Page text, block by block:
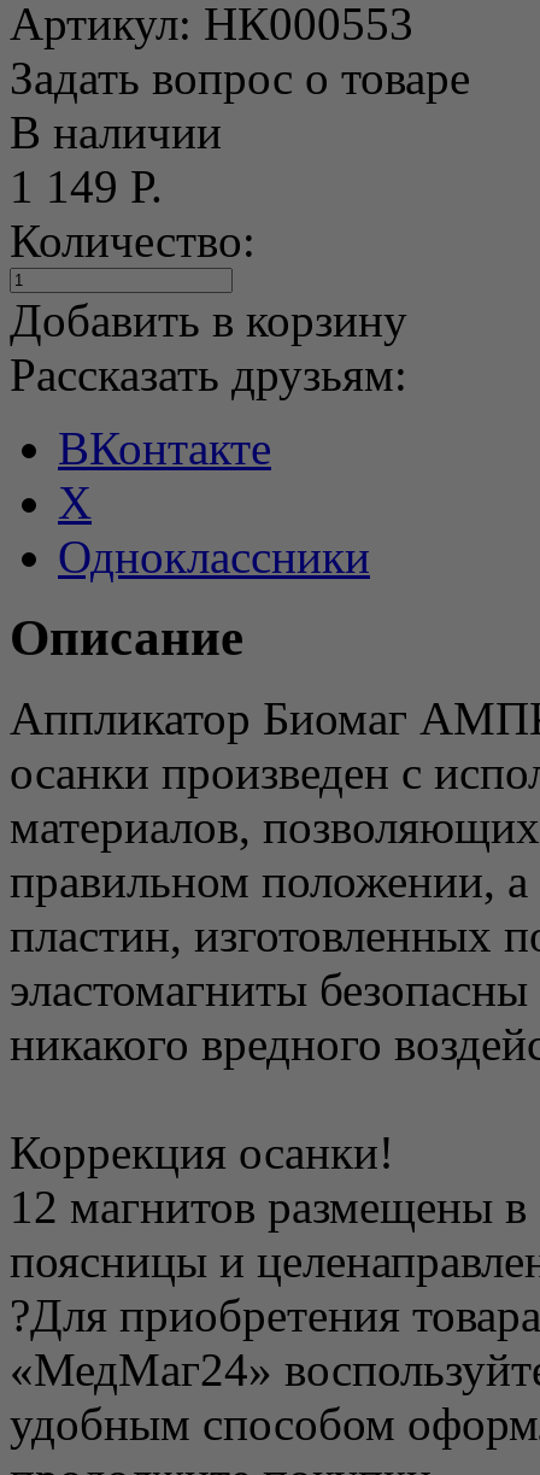
Артикул: НК000553
Задать вопрос о товаре
В наличии
1 149 Р.
Количество:
Добавить в корзину
Рассказать друзьям:
ВКонтакте
X
Одноклассники
Описание
Аппликатор Биомаг
осанки произведен с
материалов,
правильном положении,
пластин, изготовленных
эластомагниты
никакого вредного
Коррекция осанки!
12 магнитов размещены
поясницы и
?Для приобретения
«МедМаг24»
удобным способом